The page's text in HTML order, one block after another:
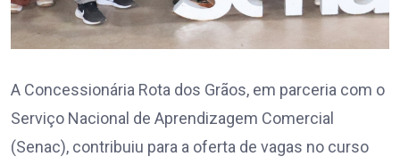
A Concessionária Rota dos Grãos, em parceria com o
Serviço Nacional de Aprendizagem Comercial
(Senac), contribuiu para a oferta de vagas no curso